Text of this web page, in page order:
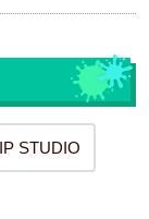
STUDIO